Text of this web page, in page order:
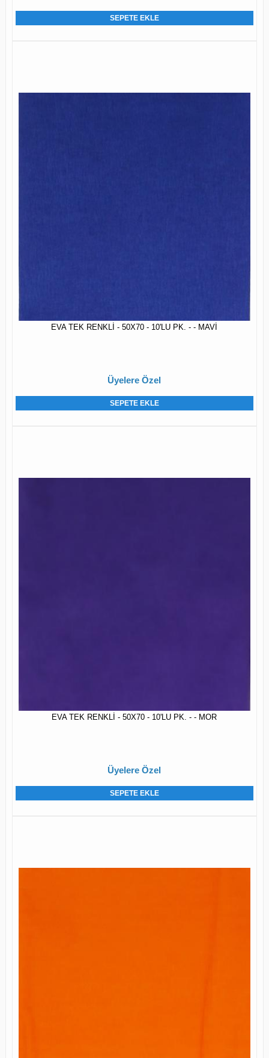
SEPETE EKLE
EVA TEK RENKLİ - 50X70 - 10'LU PK. - - MAVİ
Üyelere Özel
SEPETE EKLE
EVA TEK RENKLİ - 50X70 - 10'LU PK. - - MOR
Üyelere Özel
SEPETE EKLE